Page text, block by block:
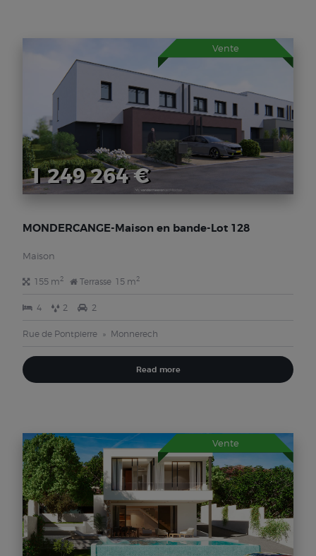
Vente
1 249 264 €
MONDERCANGE-Maison en bande-Lot 128
Maison
155 m2 Terrasse 15 m2
4 2 2
Rue de Pontpierre Monnerech
Read more
Vente